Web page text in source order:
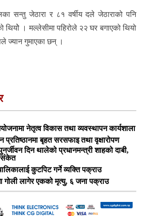
सन्तु जेठारा र ८१ वर्षीय दले जेठाराको पनि
थियोे । मल्लेसीमा पहिरोले २२ घर बगाएको थियो
ज्यान गुमाएका छन् ।
नेतृत्व विकास तथा व्यवस्थापन कार्यशाला
प्रतिष्ठानमा बृहत सरसफाइ तथा वृक्षारोपण
दिन थालेको प्रधानमन्त्री शाहको दाबी,
संकेत
कुटपिट गर्ने व्यक्ति पक्राउ
गोली लागेर एकको मृत्यु, ६ जना पक्राउ